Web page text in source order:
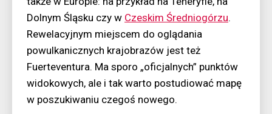
Dolnym Śląsku czy w Czeskim Średniogórzu.
Rewelacyjnym miejscem do oglądania
powulkanicznych krajobrazów jest też
Fuerteventura. Ma sporo „oficjalnych” punktów
widokowych, ale i tak warto postudiować mapę
w poszukiwaniu czegoś nowego.